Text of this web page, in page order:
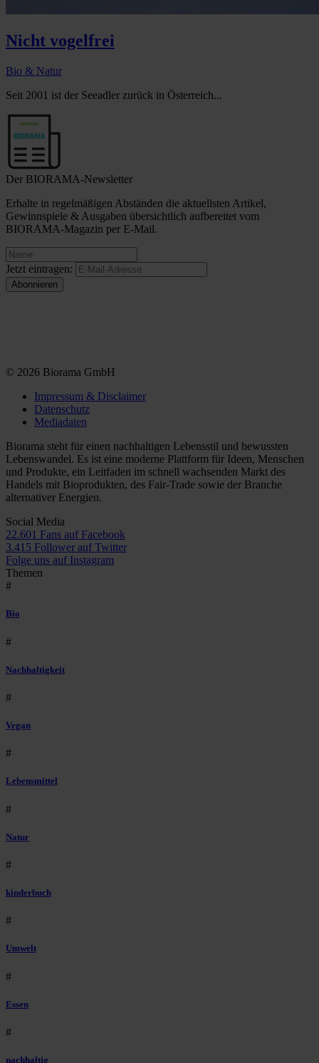
Nicht vogelfrei
Bio & Natur
Seit 2001 ist der Seeadler zurück in Österreich...
Der BIORAMA-Newsletter
Erhalte in regelmäßigen Abständen die aktuellsten Artikel,
Gewinnspiele & Ausgaben übersichtlich aufbereitet vom
BIORAMA-Magazin per E-Mail.
Jetzt eintragen:
© 2026 Biorama GmbH
Impressum & Disclaimer
Datenschutz
Mediadaten
Biorama steht für einen nachhaltigen Lebensstil und bewussten
Lebenswandel. Es ist eine moderne Plattform für Ideen, Menschen
und Produkte, ein Leitfaden im schnell wachsenden Markt des
Handels mit Bioprodukten, des Fair-Trade sowie der Branche
alternativer Energien.
Social Media
22.601 Fans auf Facebook
3.415 Follower auf Twitter
Folge uns auf Instagram
Themen
#
Bio
#
Nachhaltigkeit
#
Vegan
#
Lebensmittel
#
Natur
#
kinderbuch
#
Umwelt
#
Essen
#
nachhaltig